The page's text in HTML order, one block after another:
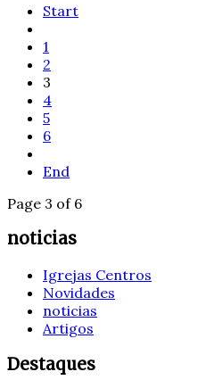
Start
1
2
3
4
5
6
End
Page 3 of 6
noticias
Igrejas Centros
Novidades
noticias
Artigos
Destaques